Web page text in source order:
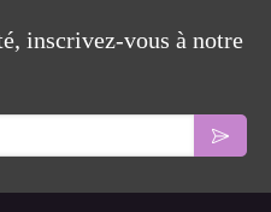
inscrivez-vous à notre